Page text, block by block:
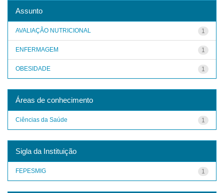
Assunto
1
AVALIAÇÃO NUTRICIONAL
1
ENFERMAGEM
1
OBESIDADE
Áreas de conhecimento
1
Ciências da Saúde
Sigla da Instituição
1
FEPESMIG